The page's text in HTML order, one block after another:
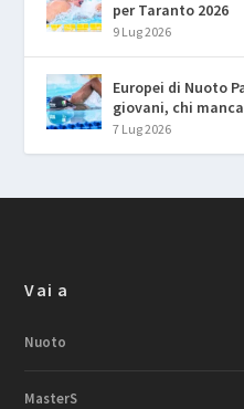
per Taranto 2026
9 Lug 2026
Europei di Nuoto
giovani, chi
7 Lug 2026
Vai a
Nuoto
MasterS